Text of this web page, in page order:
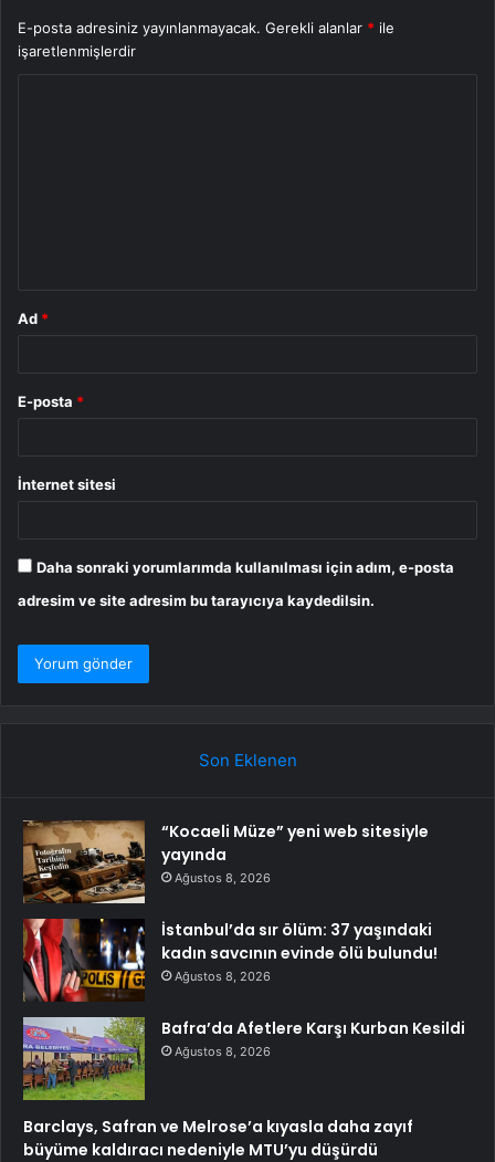
E-posta adresiniz yayınlanmayacak. Gerekli alanlar * ile
işaretlenmişlerdir
Ad *
E-posta *
İnternet sitesi
Daha sonraki yorumlarımda kullanılması için adım, e-posta
adresim ve site adresim bu tarayıcıya kaydedilsin.
Son Eklenen
“Kocaeli Müze” yeni web sitesiyle
yayında
Ağustos 8, 2026
İstanbul’da sır ölüm: 37 yaşındaki
kadın savcının evinde ölü bulundu!
Ağustos 8, 2026
Bafra’da Afetlere Karşı Kurban Kesildi
Ağustos 8, 2026
Barclays, Safran ve Melrose’a kıyasla daha zayıf
büyüme kaldıracı nedeniyle MTU’yu düşürdü